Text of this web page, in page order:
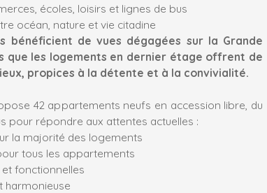
écoles, loisirs et lignes de bus
océan, nature et vie citadine
bénéficient de vues dégagées sur la Grande
que les logements en dernier étage offrent de
propices à la détente et à la convivialité.
42 appartements neufs en accession libre, du
pour répondre aux attentes actuelles :
la majorité des logements
tous les appartements
fonctionnelles
harmonieuse